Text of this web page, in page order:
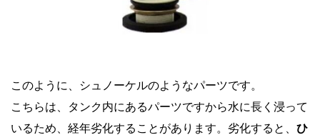
このように、シュノーケルのようなパーツです。
こちらは、タンク内にあるパーツですから水に長く浸って
いるため、経年劣化することがあります。劣化すると、 ひ